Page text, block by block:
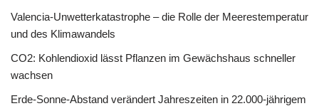
Valencia-Unwetterkatastrophe – die Rolle der Meerestemperatur
und des Klimawandels
CO2: Kohlendioxid lässt Pflanzen im Gewächshaus schneller
wachsen
Erde-Sonne-Abstand verändert Jahreszeiten in 22.000-jährigem